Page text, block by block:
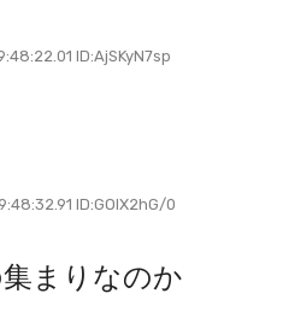
ID:AjSKyN7sp
ID:GOlX2hG/0
まりなのか